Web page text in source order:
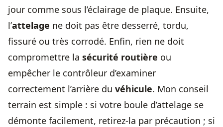
jour comme sous l’éclairage de plaque. Ensuite,
l’attelage ne doit pas être desserré, tordu,
fissuré ou très corrodé. Enfin, rien ne doit
compromettre la sécurité routière ou
empêcher le contrôleur d’examiner
correctement l’arrière du véhicule. Mon conseil
terrain est simple : si votre boule d’attelage se
démonte facilement, retirez-la par précaution ; si